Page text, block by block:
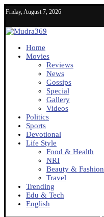
Friday, August 7, 2026
Home
Movies
Reviews
News
Gossips
Special
Gallery
Videos
Politics
Sports
Devotional
Life Style
Food & Health
NRI
Beauty & Fashion
Travel
Trending
Edu & Tech
English